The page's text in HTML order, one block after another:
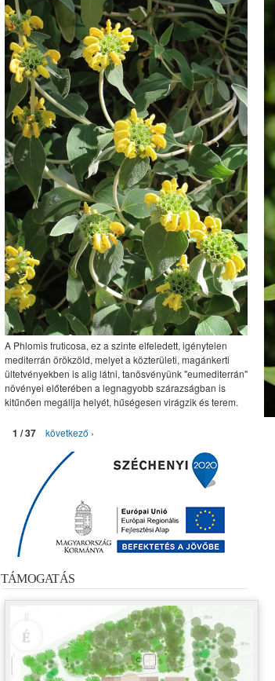
A Phlomis fruticosa, ez a szinte elfeledett, igénytelen
mediterrán örökzöld, melyet a közterületi, magánkerti
ültetvényekben is alig látni, tanösvényünk "eumediterrán"
növényei előterében a legnagyobb szárazságban is
kitűnően megállja helyét, hűségesen virágzik és terem.
1 / 37 következő ›
TÁMOGATÁS